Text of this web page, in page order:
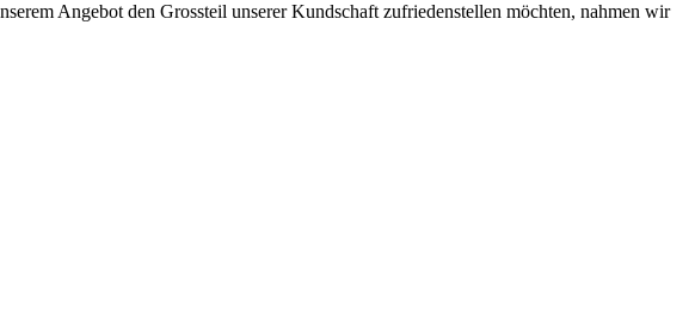
Angebot den Grossteil unserer Kundschaft zufriedenstellen möchten, nahmen wir